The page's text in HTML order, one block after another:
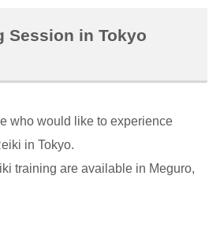
Session in Tokyo
who would like to experience
in Tokyo.
training are available in Meguro,